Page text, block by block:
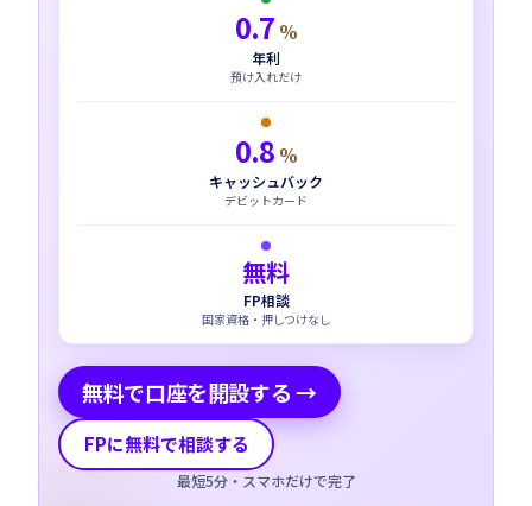
0.7 %
年利
預け入れだけ
0.8 %
キャッシュバック
デビットカード
無料
FP相談
国家資格・押しつけなし
無料で口座を開設する →
FPに無料で相談する
最短5分・スマホだけで完了